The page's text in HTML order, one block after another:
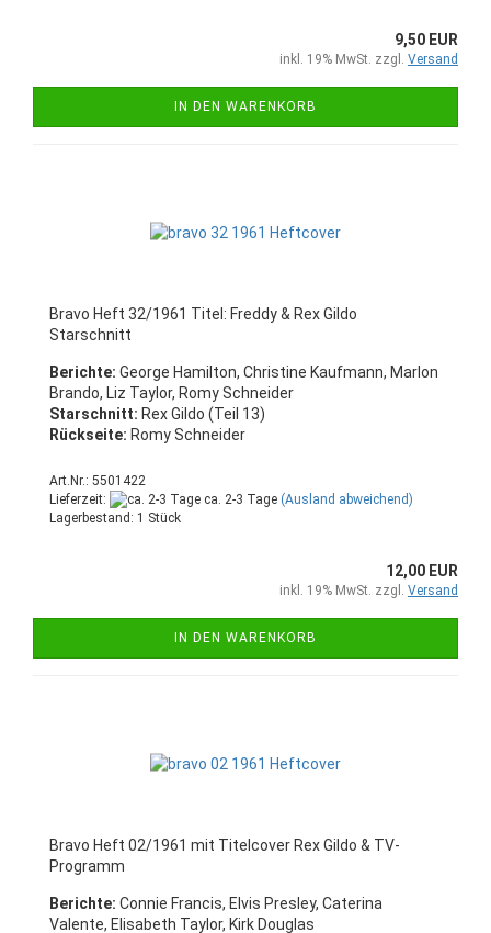
9,50 EUR
inkl. 19% MwSt. zzgl. Versand
IN DEN WARENKORB
Bravo Heft 32/1961 Titel: Freddy & Rex Gildo
Starschnitt
Berichte: George Hamilton, Christine Kaufmann, Marlon
Brando, Liz Taylor, Romy Schneider
Starschnitt: Rex Gildo (Teil 13)
Rückseite: Romy Schneider
Art.Nr.: 5501422
Lieferzeit:
ca. 2-3 Tage (Ausland abweichend)
Lagerbestand: 1 Stück
12,00 EUR
inkl. 19% MwSt. zzgl. Versand
IN DEN WARENKORB
Bravo Heft 02/1961 mit Titelcover Rex Gildo & TV-
Programm
Berichte: Connie Francis, Elvis Presley, Caterina
Valente, Elisabeth Taylor, Kirk Douglas